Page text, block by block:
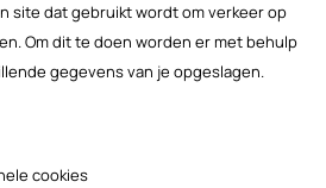
site dat gebruikt wordt om verkeer op
Om dit te doen worden er met behulp
gegevens van je opgeslagen.
cookies